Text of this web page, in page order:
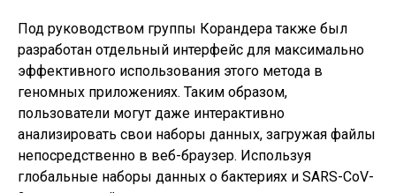
Под руководством группы Корандера также был
разработан отдельный интерфейс для максимально
эффективного использования этого метода в
геномных приложениях. Таким образом,
пользователи могут даже интерактивно
анализировать свои наборы данных, загружая файлы
непосредственно в веб-браузер. Используя
глобальные наборы данных о бактериях и SARS-CoV-